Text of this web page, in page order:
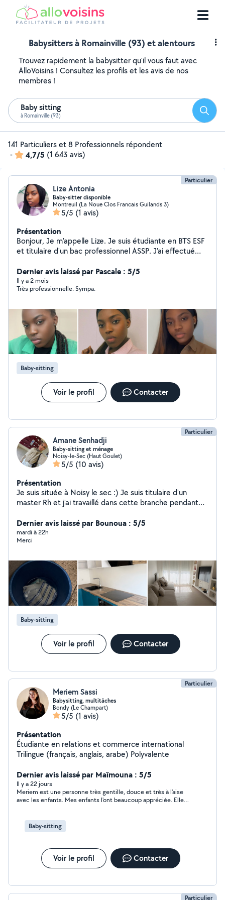
Babysitters à Romainville (93) et alentours
Trouvez rapidement la babysitter qu'il vous faut avec
AlloVoisins ! Consultez les profils et les avis de nos
membres !
Baby sitting
à Romainville (93)
141 Particuliers et 8 Professionnels répondent
-
4,7/5 (1 643 avis)
Particulier
Lize Antonia
Baby-sitter disponible
Montreuil (La Noue Clos Francais Guilands 3)
5/5 (1 avis)
Présentation
Bonjour, Je m'appelle Lize. Je suis étudiante en BTS ESF
et titulaire d'un bac professionnel ASSP. J'ai effectué
également de l'expérience en babysitting. Je suis
sérieuse, douce, patiente et attentive au bien-être des
enfants. Disponibilités : * Vendredi : de 18 h à 22 h 30 *
N'hésitez pas à me contacter, je serai ravie d'échanger
avec vous !
Dernier avis laissé par Pascale : 5/5
Il y a 2 mois
Très professionnelle. Sympa.
Baby-sitting
Voir le profil Contacter
Particulier
Amane Senhadji
Baby-sitting et ménage
Noisy-le-Sec (Haut Goulet)
5/5 (10 avis)
Présentation
Je suis située à Noisy le sec :) Je suis titulaire d'un
master Rh et j'ai travaillé dans cette branche pendant
professionnelle. Je vous propose donc des prestations
de ménage et de garde d'enfants, réalisées avec
sérieux, bienveillance et professionnalisme. Mon objectif
service de qualité, adapté à vos besoins.
Dernier avis laissé par Bounoua : 5/5
mardi à 22h
Merci
Baby-sitting
Voir le profil Contacter
Particulier
Meriem Sassi
Babysitting, multitâches
Bondy (Le Champart)
5/5 (1 avis)
Présentation
Étudiante en relations et commerce international
Trilingue (français, anglais, arabe) Polyvalente
Dernier avis laissé par Maïmouna : 5/5
Il y a 22 jours
Meriem est une personne très gentille, douce et très à l'aise
avec les enfants. Mes enfants l'ont beaucoup appréciée. Elle
recherchent une personne de confiance pour s'occuper de
leurs enfants.
Baby-sitting
Voir le profil Contacter
Particulier